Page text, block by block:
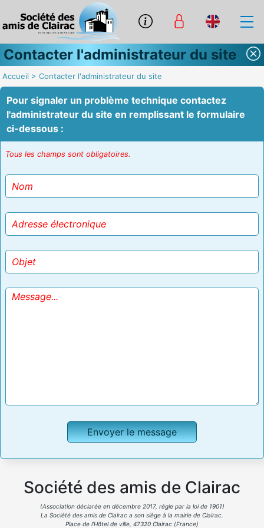
Contacter l'administrateur du site
Accueil > Contacter l'administrateur du site
Pour signaler un problème technique contactez
l'administrateur du site en remplissant le formulaire
ci-dessous :
Tous les champs sont obligatoires.
Société des amis de Clairac
(Association déclarée en décembre 2017, régie par la loi de 1901)
La Société des amis de Clairac a son siège à la mairie de Clairac.
Place de l’Hôtel de ville, 47320 Clairac (France)